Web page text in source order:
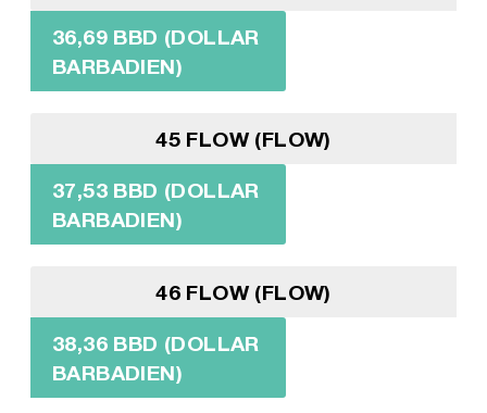
36,69 BBD (DOLLAR
BARBADIEN)
45 FLOW (FLOW)
37,53 BBD (DOLLAR
BARBADIEN)
46 FLOW (FLOW)
38,36 BBD (DOLLAR
BARBADIEN)